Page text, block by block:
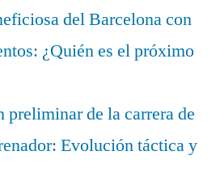
del Barcelona con
¿Quién es el próximo
preliminar de la carrera de
Evolución táctica y